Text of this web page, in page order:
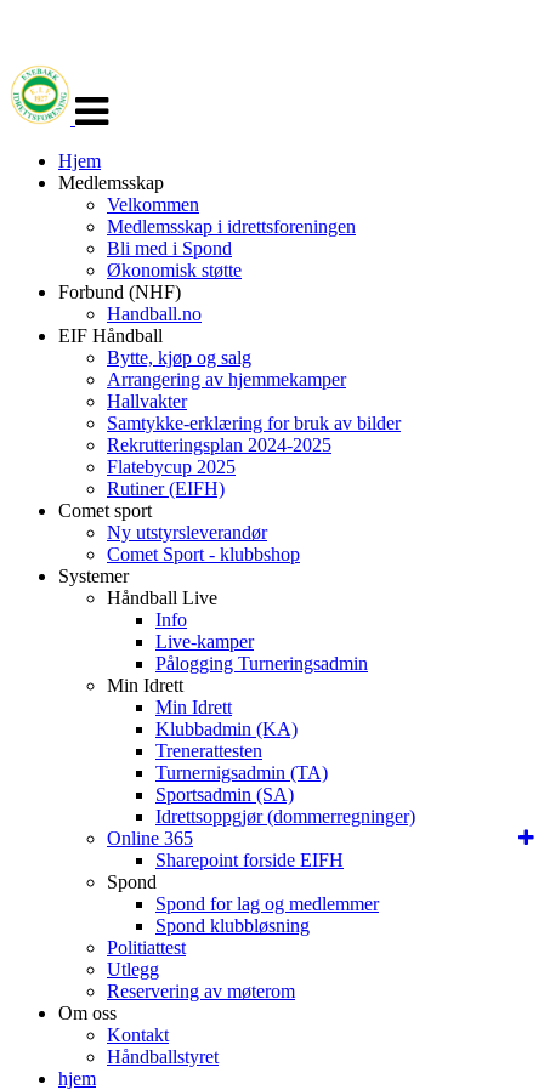
navigasjon
Hjem
Medlemsskap
Velkommen
Medlemsskap i idrettsforeningen
Bli med i Spond
Økonomisk støtte
Forbund (NHF)
Handball.no
EIF Håndball
Bytte, kjøp og salg
Arrangering av hjemmekamper
Hallvakter
Samtykke-erklæring for bruk av bilder
Rekrutteringsplan 2024-2025
Flatebycup 2025
Rutiner (EIFH)
Comet sport
Ny utstyrsleverandør
Comet Sport - klubbshop
Systemer
Håndball Live
Info
Live-kamper
Pålogging Turneringsadmin
Min Idrett
Min Idrett
Klubbadmin (KA)
Trenerattesten
Turnernigsadmin (TA)
Sportsadmin (SA)
Idrettsoppgjør (dommerregninger)
Online 365
Sharepoint forside EIFH
Spond
Spond for lag og medlemmer
Spond klubbløsning
Politiattest
Utlegg
Reservering av møterom
Om oss
Kontakt
Håndballstyret
hjem